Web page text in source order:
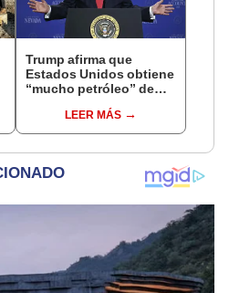
Trump afirma que
Estados Unidos obtiene
“mucho petróleo” de
de Nicolás Maduro
LEER MÁS